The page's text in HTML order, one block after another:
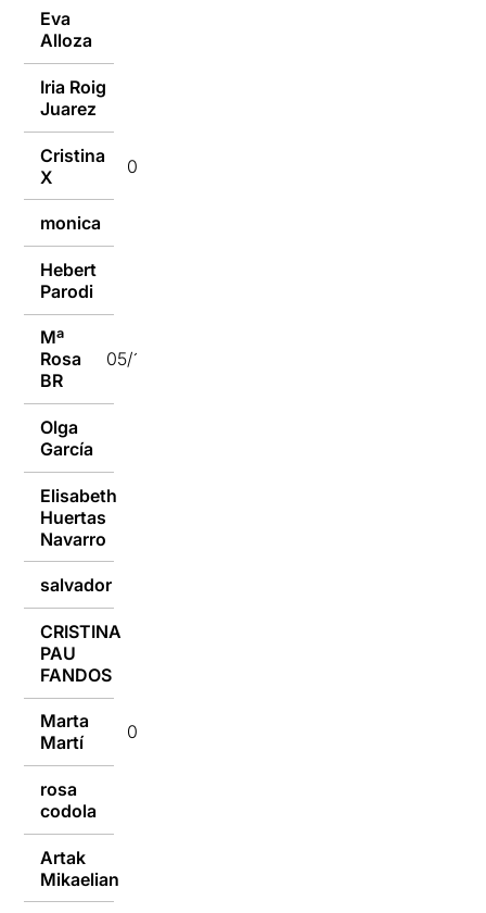
Eva
Alloza
Iria Roig
Juarez
Cristina
X
05/10/2015
monica
Hebert
Parodi
Mª
Rosa
BR
05/10/2015
Olga
García
Elisabeth
Huertas
Navarro
salvador
CRISTINA
PAU
FANDOS
Marta
Martí
05/10/2015
rosa
codola
Artak
Mikaelian